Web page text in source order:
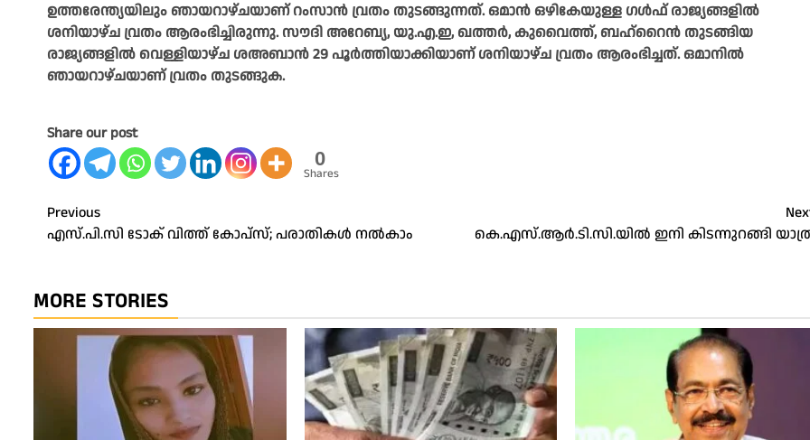
ഉത്തരേന്ത്യയിലും ഞായറാഴ്ചയാണ് റംസാന്‍ വ്രതം തുടങ്ങുന്നത്. ഒമാന്‍ ഒഴികേയുള്ള ഗള്‍ഫ് രാജ്യങ്ങളില്‍
ശനിയാഴ്ച വ്രതം ആരംഭിച്ചിരുന്നു. സൗദി അറേബ്യ, യു.എ.ഇ, ഖത്തര്‍, കുവൈത്ത്, ബഹ്‌റൈന്‍ തുടങ്ങിയ
രാജ്യങ്ങളില്‍ വെള്ളിയാഴ്ച ശഅബാന്‍ 29 പൂര്‍ത്തിയാക്കിയാണ് ശനിയാഴ്ച വ്രതം ആരംഭിച്ചത്. ഒമാനില്‍
ഞായറാഴ്ചയാണ് വ്രതം തുടങ്ങുക.
Share our post
0
Shares
Post
navigation
Previous
എസ്.പി.സി ടോക് വിത്ത് കോപ്‌സ്; പരാതികള്‍ നല്‍കാം
കെ.എസ്.ആർ.ടി.സി.യിൽ ഇനി കിടന്നുറങ്ങി
MORE STORIES